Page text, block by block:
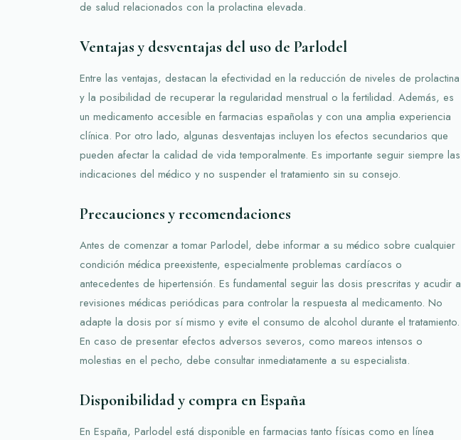
de salud relacionados con la prolactina elevada.
Ventajas y desventajas del uso de Parlodel
Entre las ventajas, destacan la efectividad en la reducción de niveles de prolactina
y la posibilidad de recuperar la regularidad menstrual o la fertilidad. Además, es
un medicamento accesible en farmacias españolas y con una amplia experiencia
clínica. Por otro lado, algunas desventajas incluyen los efectos secundarios que
pueden afectar la calidad de vida temporalmente. Es importante seguir siempre las
indicaciones del médico y no suspender el tratamiento sin su consejo.
Precauciones y recomendaciones
Antes de comenzar a tomar Parlodel, debe informar a su médico sobre cualquier
condición médica preexistente, especialmente problemas cardíacos o
antecedentes de hipertensión. Es fundamental seguir las dosis prescritas y acudir a
revisiones médicas periódicas para controlar la respuesta al medicamento. No
adapte la dosis por sí mismo y evite el consumo de alcohol durante el tratamiento.
En caso de presentar efectos adversos severos, como mareos intensos o
molestias en el pecho, debe consultar inmediatamente a su especialista.
Disponibilidad y compra en España
En España, Parlodel está disponible en farmacias tanto físicas como en línea